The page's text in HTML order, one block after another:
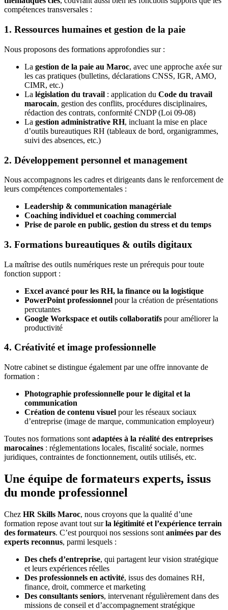
compétences transversales :
1. Ressources humaines et gestion de la paie
Nous proposons des formations approfondies sur :
La gestion de la paie au Maroc, avec une approche axée sur
les cas pratiques (bulletins, déclarations CNSS, IGR, AMO,
CIMR, etc.)
La législation du travail : application du Code du travail
marocain, gestion des conflits, procédures disciplinaires,
rédaction des contrats, conformité CNDP (Loi 09-08)
La gestion administrative RH, incluant la mise en place
d’outils bureautiques RH (tableaux de bord, organigrammes,
suivi des absences, etc.)
2. Développement personnel et management
Nous accompagnons les cadres et dirigeants dans le renforcement de
leurs compétences comportementales :
Leadership & communication managériale
Coaching individuel et coaching commercial
Prise de parole en public, gestion du stress et du temps
3. Formations bureautiques & outils digitaux
La maîtrise des outils numériques reste un prérequis pour toute
fonction support :
Excel avancé pour les RH, la finance ou la logistique
PowerPoint professionnel pour la création de présentations
percutantes
Google Workspace et outils collaboratifs pour améliorer la
productivité
4. Créativité et image professionnelle
Notre cabinet se distingue également par une offre innovante de
formation :
Photographie professionnelle pour le digital et la
communication
Création de contenu visuel pour les réseaux sociaux
d’entreprise (image de marque, communication employeur)
Toutes nos formations sont adaptées à la réalité des entreprises
marocaines : réglementations locales, fiscalité sociale, normes
juridiques, contraintes de fonctionnement, outils utilisés, etc.
Une équipe de formateurs experts, issus
du monde professionnel
Chez HR Skills Maroc, nous croyons que la qualité d’une
formation repose avant tout surla légitimité et l’expérience terrain
des formateurs. C’est pourquoi nos sessions sont animées par des
experts reconnus, parmi lesquels :
Des chefs d’entreprise, qui partagent leur vision stratégique
et leurs expériences réelles
Des professionnels en activité, issus des domaines RH,
finance, droit, commerce et marketing
Des consultants seniors, intervenant régulièrement dans des
missions de conseil et d’accompagnement stratégique